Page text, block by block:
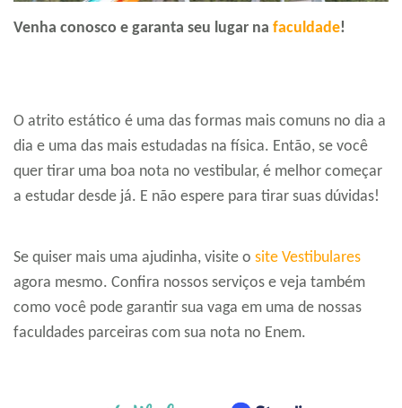
Venha conosco e garanta seu lugar na faculdade!
O atrito estático é uma das formas mais comuns no dia a
dia e uma das mais estudadas na física. Então, se você
quer tirar uma boa nota no vestibular, é melhor começar
a estudar desde já. E não espere para tirar suas dúvidas!
Se quiser mais uma ajudinha, visite o site Vestibulares
agora mesmo. Confira nossos serviços e veja também
como você pode garantir sua vaga em uma de nossas
faculdades parceiras com sua nota no Enem.